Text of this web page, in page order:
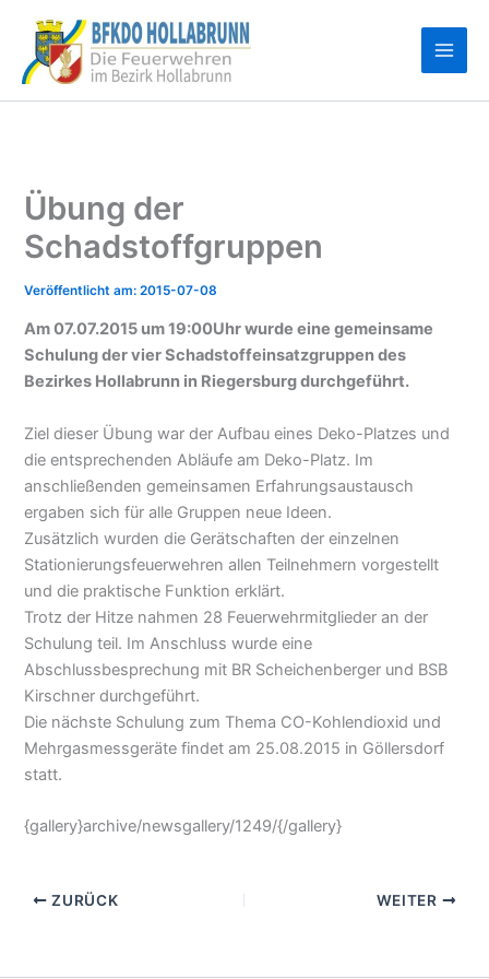
Inhalt
springen
Übung der
Schadstoffgruppen
2015-07-08
Am 07.07.2015 um 19:00Uhr wurde eine gemeinsame
Schulung der vier Schadstoffeinsatzgruppen des
Bezirkes Hollabrunn in Riegersburg durchgeführt.
Ziel dieser Übung war der Aufbau eines Deko-Platzes und
die entsprechenden Abläufe am Deko-Platz. Im
anschließenden gemeinsamen Erfahrungsaustausch
ergaben sich für alle Gruppen neue Ideen.
Zusätzlich wurden die Gerätschaften der einzelnen
Stationierungsfeuerwehren allen Teilnehmern vorgestellt
und die praktische Funktion erklärt.
Trotz der Hitze nahmen 28 Feuerwehrmitglieder an der
Schulung teil. Im Anschluss wurde eine
Abschlussbesprechung mit BR Scheichenberger und BSB
Kirschner durchgeführt.
Die nächste Schulung zum Thema CO-Kohlendioxid und
Mehrgasmessgeräte findet am 25.08.2015 in Göllersdorf
statt.
{gallery}archive/newsgallery/1249/{/gallery}
ZURÜCK WEITER